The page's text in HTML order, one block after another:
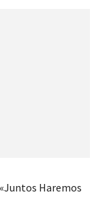
Haremos